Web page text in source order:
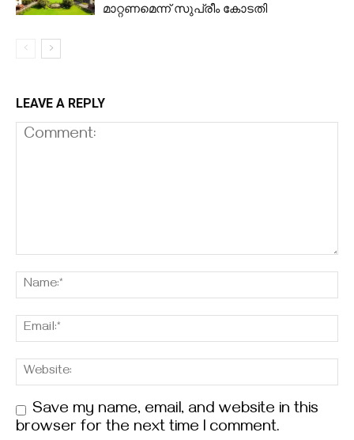
മാറ്റണമെന്ന് സുപ്രീം കോടതി
LEAVE A REPLY
Save my name, email, and website in this
browser for the next time I comment.